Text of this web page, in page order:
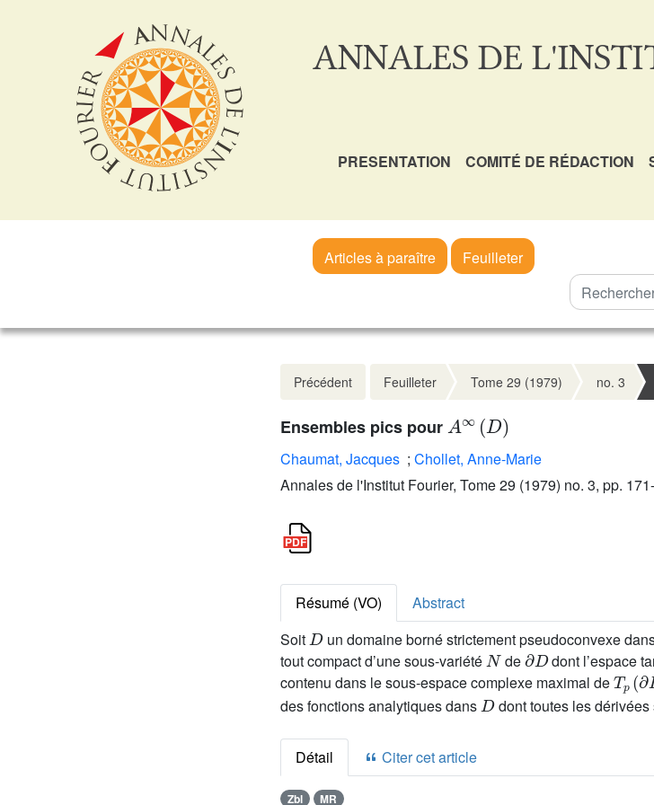
ANNALES DE
PRESENTATION COMITÉ DE RÉDACTION
Articles à paraître
Feuilleter
Précédent Feuilleter Tome 29 (1979) no. 3
Ensembles pics pour
D
Chaumat, Jacques ; Chollet, Anne-Marie
Annales de l'Institut Fourier, Tome 29 (1979) no. 3, pp.
Résumé (VO)
Abstract
Soit
un domaine borné strictement pseudoconvexe
tout compact d’une sous-variété
N
de
∂D
dont l’espace
contenu dans le sous-espace complexe maximal de
Tp(∂
des fonctions analytiques dans
D
dont toutes les
Détail Citer cet article
Zbl MR